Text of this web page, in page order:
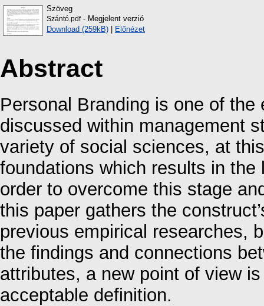
Szöveg
Szántó.pdf- Megjelent verzió
Download (259kB) | Előnézet
Abstract
Personal Branding is one of
discussed within management
variety of social sciences, at
foundations which results in
order to overcome this stage
this paper gathers the
previous empirical researches,
the findings and connections
attributes, a new point of view
acceptable definition.